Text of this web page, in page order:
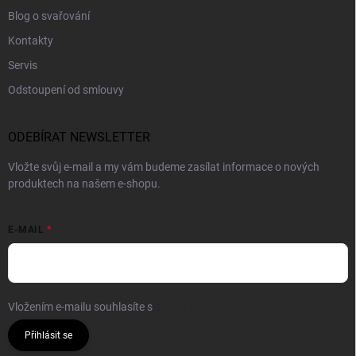
Blog o svařování
Kontakty
Servis
Odstoupení od smlouvy
ODEBÍRAT NEWSLETTER
Vložte svůj e-mail a my vám budeme zasílat informace o nových
produktech na našem e-shopu.
E-MAIL
Vložením e-mailu souhlasíte s
Přihlásit se